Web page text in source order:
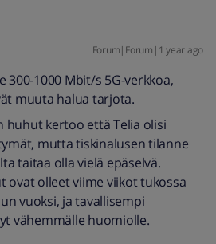
Forum|Forum|1 year ago
300-1000 Mbit/s 5G-verkkoa,
muuta halua tarjota.
huhut kertoo että Telia olisi
mutta tiskinalusen tilanne
taitaa olla vielä epäselvä.
ovat olleet viime viikot tukossa
vuoksi, ja tavallisempi
vähemmälle huomiolle.